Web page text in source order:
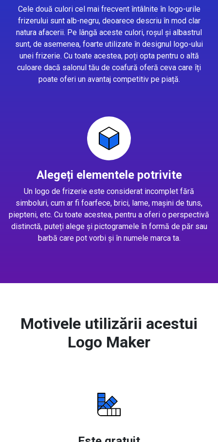
Cele două culori cel mai frecvent întâlnite în logo-urile
frizerului sunt alb-negru, deoarece descriu în mod clar
natura afacerii. Pe lângă aceste culori, roșul și albastrul
sunt, de asemenea, foarte utilizate în designul logo-ului
unei frizerie. Cu toate acestea, poți opta pentru o altă
culoare dacă salonul tău de coafură oferă ceva care îți
poate oferi un avantaj competitiv pe piață.
Alegeți elementele potrivite
Un logo de frizerie este considerat incomplet fără
simboluri, cum ar fi foarfece, brici, lame, mașini de tuns,
piepteni, etc. Cu toate acestea, pentru a oferi o perspectivă
distinctă, puteți alege și pictogramele în formă de păr sau
barbă care pot vorbi și în numele marca ta.
Motivele utilizării acestui
Logo Maker